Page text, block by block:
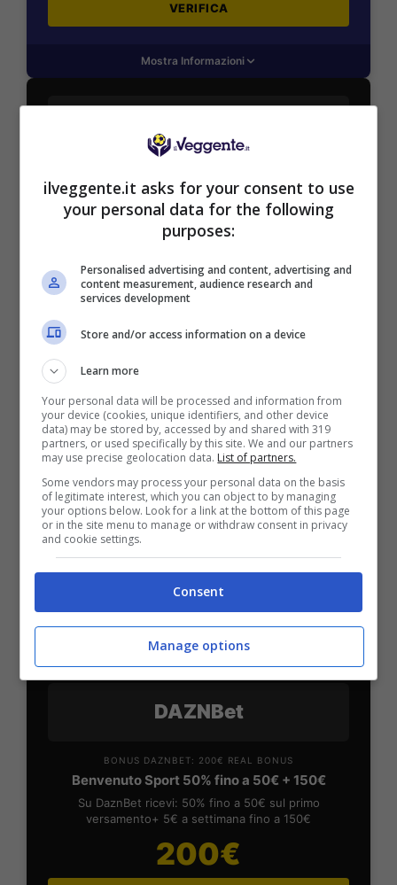
VERIFICA
Mostra Informazioni
Bonus Benvenuto Sport: fino a 1.000€
50% sul deposito fino a 50€
1000€
VERIFICA
Mostra Informazioni
PlanetWin365
BONUS PLANETWIN365: FINO A 2050€
Planetwin365: 2050€ per sport e scommesse
Iscrivendoti a PlanetWin365 ricevi: 100% fino a 2000€
in Bonus Scommesse + 100% fino a 50€ in Bonus
Sport
2050€
VERIFICA
Mostra Informazioni
DAZNBet
BONUS DAZNBET: 200€ REAL BONUS
Benvenuto Sport 50% fino a 50€ + 150€
Su DaznBet ricevi: 50% fino a 50€ sul primo
versamento+ 5€ a settimana fino a 150€
200€
ilveggente.it asks for your consent to use
your personal data for the following
purposes:
Personalised advertising and content, advertising and
content measurement, audience research and
services development
Store and/or access information on a device
Learn more
Your personal data will be processed and information from
your device (cookies, unique identifiers, and other device
data) may be stored by, accessed by and shared with 319
partners, or used specifically by this site. We and our partners
may use precise geolocation data. List of partners.
Some vendors may process your personal data on the basis
of legitimate interest, which you can object to by managing
your options below. Look for a link at the bottom of this page
or in the site menu to manage or withdraw consent in privacy
and cookie settings.
Consent
Manage options